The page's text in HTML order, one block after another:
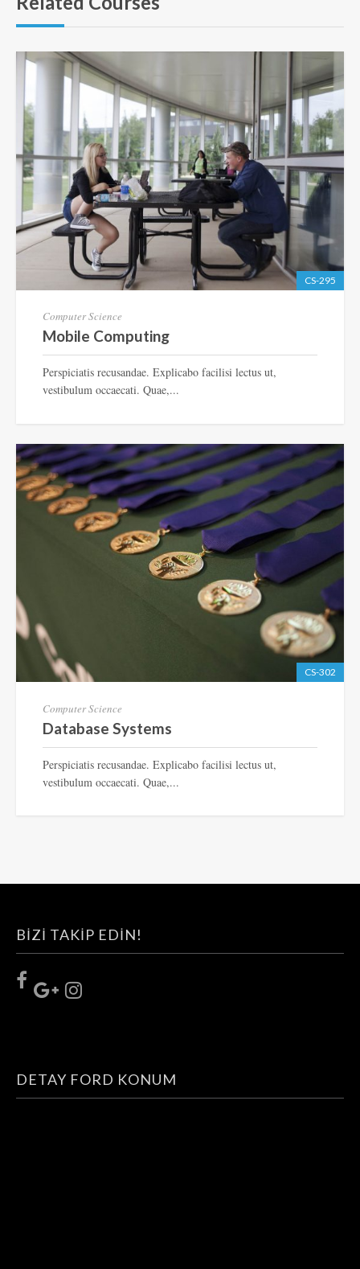
CS-295
Computer Science
Mobile Computing
Perspiciatis recusandae. Explicabo facilisi lectus ut,
vestibulum occaecati. Quae,...
CS-302
Computer Science
Database Systems
Perspiciatis recusandae. Explicabo facilisi lectus ut,
vestibulum occaecati. Quae,...
BIZI TAKIP EDIN!
DETAY FORD KONUM